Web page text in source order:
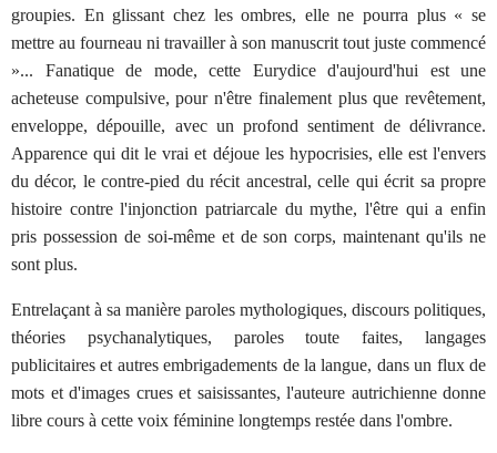
groupies. En glissant chez les ombres, elle ne pourra plus « se
mettre au fourneau ni travailler à son manuscrit tout juste commencé
»... Fanatique de mode, cette Eurydice d'aujourd'hui est une
acheteuse compulsive, pour n'être finalement plus que revêtement,
enveloppe, dépouille, avec un profond sentiment de délivrance.
Apparence qui dit le vrai et déjoue les hypocrisies, elle est l'envers
du décor, le contre-pied du récit ancestral, celle qui écrit sa propre
histoire contre l'injonction patriarcale du mythe, l'être qui a enfin
pris possession de soi-même et de son corps, maintenant qu'ils ne
sont plus.
Entrelaçant à sa manière paroles mythologiques, discours politiques,
théories psychanalytiques, paroles toute faites, langages
publicitaires et autres embrigadements de la langue, dans un flux de
mots et d'images crues et saisissantes, l'auteure autrichienne donne
libre cours à cette voix féminine longtemps restée dans l'ombre.